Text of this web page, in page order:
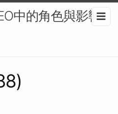
中的角色與影響-